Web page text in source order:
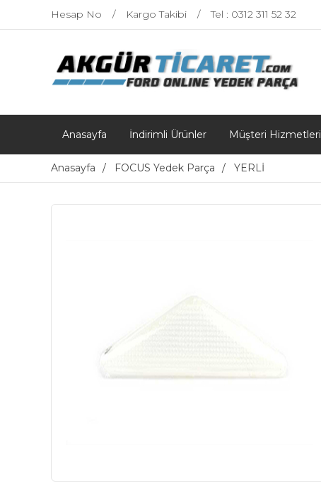
Hesap No Kargo Takibi Tel : 0312 311 52 32
Anasayfa İndirimli Ürünler Müşteri Hizmetleri
Anasayfa FOCUS Yedek Parça YERLİ